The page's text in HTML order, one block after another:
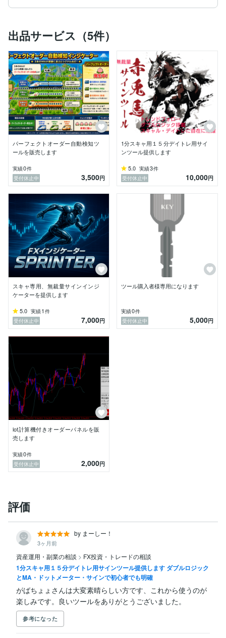
トレンドに強いので極端な相場で爆益になり、レンジ相
トリーするから一般的な逆張りツールはいつかくる大型
トレンド相場で全て吹き飛ばすんです。
つまりレンジで打診打ちしながら、コツコツ損切りして
回収するときに何pipsと一気に抜き取るというロジック
です。相場はレンジが7割トレンド3割と言われます。
大きく勝つのは「トレンドに当たる3割の相場」です。
レンジ相場ではノートレードか微損に終わるような相場
です。チャンスは少ないが、だからこそリスクリワード
がよくなります。デイトレードなら、気長に見てくださ
い。
スキャルピング（1分足〜５分足）でも、1〜2週間単位
で勝ちに行くスタイルです。
出品サービス（5件）
パーフェクトオーダー自動検知ツ
ールを販売します
実績0件
受付休止中
3,500円
1分スキャ用１５分デイトレ用サイ
ンツール提供します
5.0 実績3件
受付休止中
10,000円
スキャ専用、無裁量サインインジ
ケーターを提供します
5.0 実績1 件
受付休止中
7,000円
ツール購入者様専用になります
実績0件
受付休止中
5,000円
lot計算機付きオーダーパネルを販
売します
実績0件
受付休止中
2,000円
評価
by まーしー！
3ヶ月前
資産運用・副業の相談 > FX投資・トレードの相談
1分スキャ用１５分デイトレ用サインツール提供します ダブルロジック
とMA・ドットメーター・サインで初心者でも明確
がばちょょさんは大変素晴らしい方です、これから使うのが
楽しみです。良いツールをありがとうございました。
参考になった